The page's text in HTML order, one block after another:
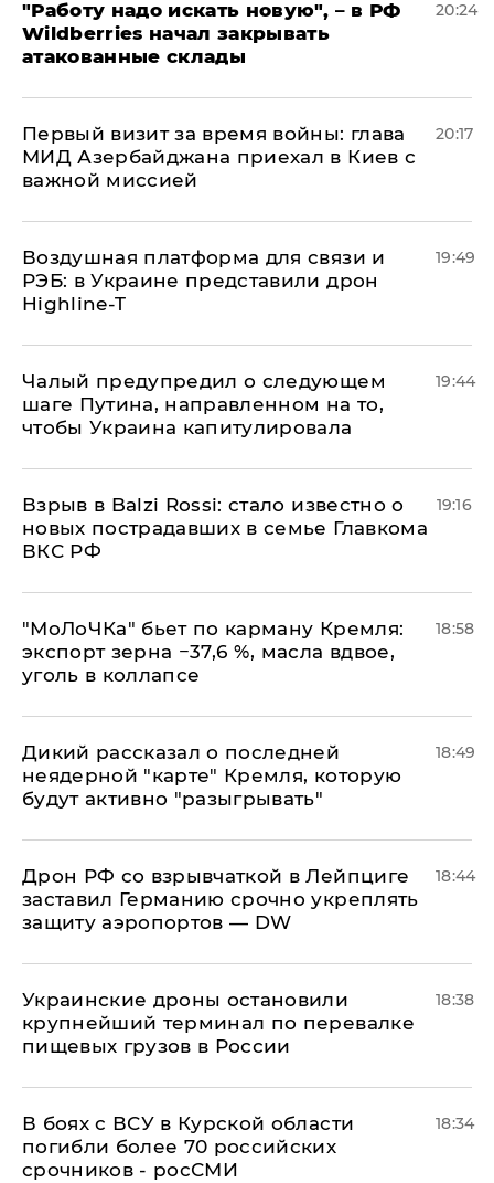
"Работу надо искать новую", – в РФ
Wildberries начал закрывать
атакованные склады
20:24
Первый визит за время войны: глава
МИД Азербайджана приехал в Киев с
важной миссией
20:17
Воздушная платформа для связи и
РЭБ: в Украине представили дрон
Highline-T
19:49
Чалый предупредил о следующем
шаге Путина, направленном на то,
чтобы Украина капитулировала
19:44
Взрыв в Balzi Rossi: стало известно о
новых пострадавших в семье Главкома
ВКС РФ
19:16
​"МоЛоЧКа" бьет по карману Кремля:
экспорт зерна −37,6 %, масла вдвое,
уголь в коллапсе
18:58
Дикий рассказал о последней
неядерной "карте" Кремля, которую
будут активно "разыгрывать"
18:49
​Дрон РФ со взрывчаткой в Лейпциге
заставил Германию срочно укреплять
защиту аэропортов — DW
18:44
Украинские дроны остановили
крупнейший терминал по перевалке
пищевых грузов в России
18:38
В боях с ВСУ в Курской области
погибли более 70 российских
срочников - росСМИ
18:34